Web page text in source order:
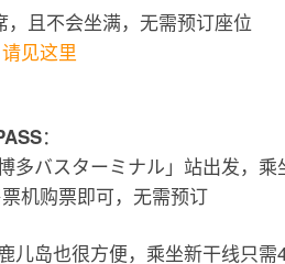
，且不会坐满，无需预订座位
请见这里
：
多バスターミナル」站出发，
机购票即可，无需预订
儿岛也很方便，乘坐新干线只需